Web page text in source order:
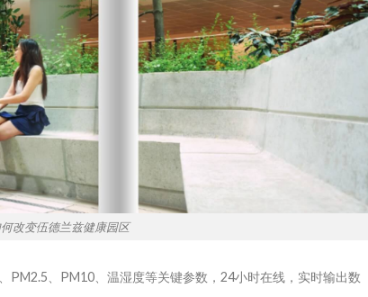
改变伍德兰兹健康园区
PM2.5、PM10、温湿度等关键参数，24小时在线，实时输出数